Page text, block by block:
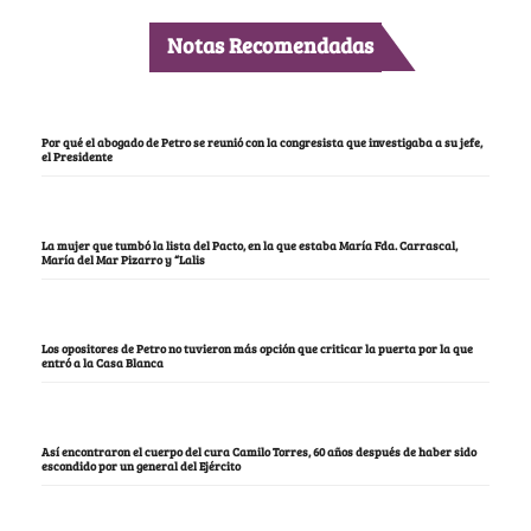
Notas Recomendadas
Por qué el abogado de Petro se reunió con la congresista que investigaba a su jefe,
el Presidente
La mujer que tumbó la lista del Pacto, en la que estaba María Fda. Carrascal,
María del Mar Pizarro y “Lalis
Los opositores de Petro no tuvieron más opción que criticar la puerta por la que
entró a la Casa Blanca
Así encontraron el cuerpo del cura Camilo Torres, 60 años después de haber sido
escondido por un general del Ejército